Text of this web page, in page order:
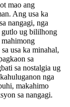
mao ang
Ang usa ka
nangagi, nga
gutlo ug bililhong
usa ka minahal,
sa
sa nostalgia ug
nga
makahimo
sa nangagi.